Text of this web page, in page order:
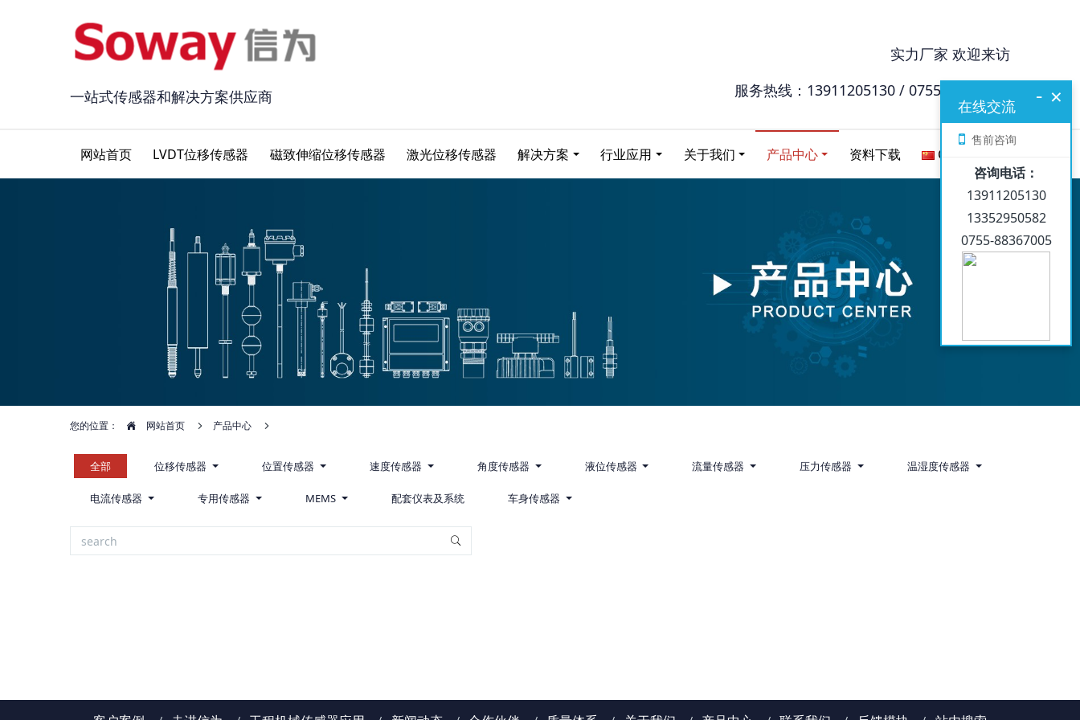
一站式传感器和解决方案供应商
实力厂家 欢迎来访
服务热线：13911205130 / 0755-88367005
网站首页 LVDT位移传感器 磁致伸缩位移传感器 激光位移传感器 解决方案 行业应用 关于我们 产品中心 资料下载 Chinese
您的位置： 网站首页 产品中心
全部 位移传感器 位置传感器 速度传感器 角度传感器 液位传感器 流量传感器 压力传感器 温湿度传感器
电流传感器 专用传感器 MEMS 配套仪表及系统 车身传感器
×
-
在线交流
售前咨询
咨询电话：
13911205130
13352950582
0755-88367005